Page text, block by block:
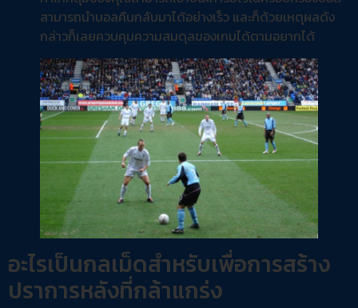
สามารถนำบอลคืนกลับมาได้อย่างเร็ว และก็ด้วยเหตุผลดัง
กล่าวก็เลยควบคุมความสมดุลของเกมได้ตามอยากได้
อะไรเป็นกลเม็ดสำหรับเพื่อการสร้าง
ปราการหลังที่กล้าแกร่ง